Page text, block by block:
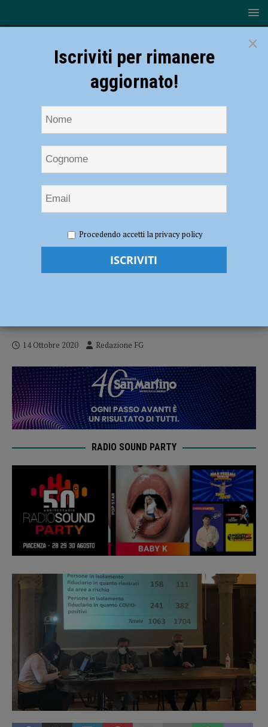
Coronavirus, Ausl: “Crescita importante dei contagi, sospese le visite
dei familiari in ospedale” – AUDIO
Coronavirus, Ausl: “Crescita importante
14 Ottobre 2020 Redazione FG
RADIO SOUND PARTY
×
Iscriviti per rimanere
aggiornato!
Procedendo accetti la privacy policy